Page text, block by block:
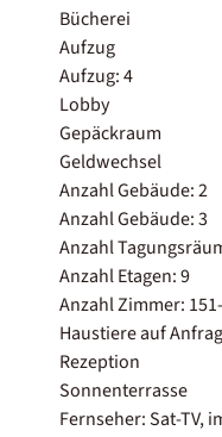
Bücherei
Aufzug
Aufzug: 4
Lobby
Gepäckraum
Geldwechsel
Anzahl Gebäude: 2
Anzahl Gebäude: 3
Anzahl
Anzahl Etagen: 9
Anzahl Zimmer:
Haustiere auf
Rezeption
Sonnenterrasse
Fernseher: Sat-TV,